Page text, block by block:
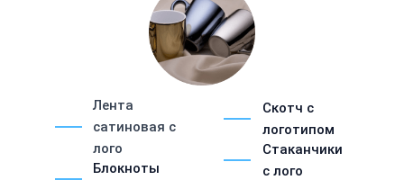
Лента
сатиновая с
лого
Блокноты
Скотч с
логотипом
Стаканчики
с лого